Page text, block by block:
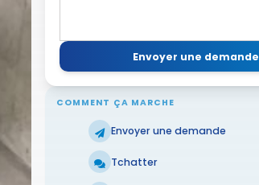
Envoyer une demande
COMMENT ÇA MARCHE
Envoyer une demande
Tchatter